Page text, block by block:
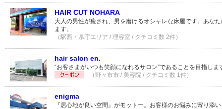
HAIR CUT NOHARA
大人の男性が癒され、男を磨けるオシャレな床屋です。あな
ます。
（駅西・県庁エリア / 理容室 / クチコミ数 2件）
hair salon en.
“お客さまがいつも笑顔になれるサロン”であることを目指しま
（野々市市 / 美容院 / クチコミ数 1件）
enigma
『居心地が良い空間』がモットー。お客様のお悩みに寄り添